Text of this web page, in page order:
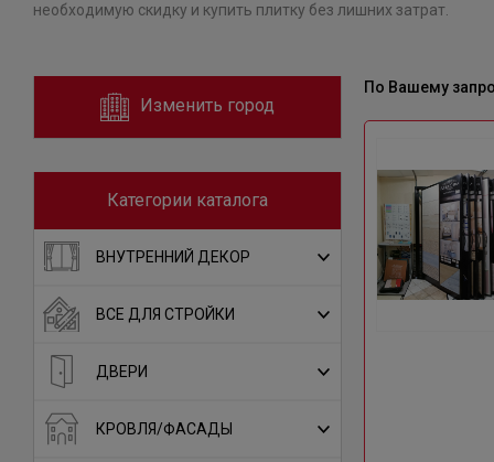
необходимую скидку и купить плитку без лишних затрат.
Изменить город
Категории каталога
ВНУТРЕННИЙ ДЕКОР
ВСЕ ДЛЯ СТРОЙКИ
ДВЕРИ
КРОВЛЯ/ФАСАДЫ
По Вашему